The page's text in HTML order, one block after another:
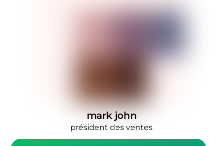
mark john
président des ventes